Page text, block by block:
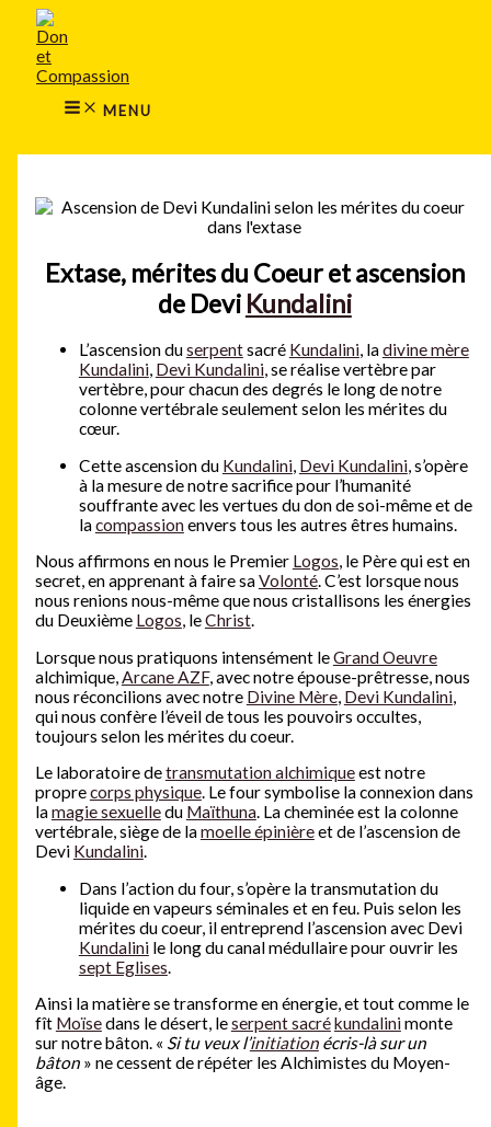
Aller
contenu
MENU
Extase, mérites du Coeur et ascension
de Devi Kundalini
L’ascension duserpentsacré Kundalini, ladivine mère
Kundalini, Devi Kundalini, se réalise vertèbre par
vertèbre, pour chacun des degrés le long de notre
colonne vertébrale seulement selon les mérites du
cœur.
Cette ascension du Kundalini, Devi Kundalini, s’opère
à la mesure de notre sacrifice pour l’humanité
souffrante avec les vertues du don de soi-même et de
lacompassionenvers tous les autres êtres humains.
Nous affirmons en nous le Premier Logos, le Père qui est en
secret, en apprenant à faire saVolonté. C’est lorsque nous
nous renions nous-même que nous cristallisons les énergies
du Deuxième Logos, leChrist.
Lorsque nous pratiquons intensément leGrand Oeuvre
alchimique,Arcane AZF, avec notre épouse-prêtresse, nous
nous réconcilions avec notre Divine Mère, Devi Kundalini,
qui nous confère l’éveil de tous les pouvoirs occultes,
toujours selon les mérites du coeur.
Le laboratoire detransmutation alchimiqueest notre
proprecorps physique. Le four symbolise la connexion dans
lamagie sexuelledu Maïthuna. La cheminée est la colonne
vertébrale, siège de lamoelle épinièreet de l’ascension de
Devi Kundalini.
Dans l’action du four, s’opère la transmutation du
liquide en vapeurs séminales et en feu. Puis selon les
mérites du coeur, il entreprend l’ascension avec Devi
Kundalinile long du canal médullaire pour ouvrir les
sept Eglises.
Ainsi la matière se transforme en énergie, et tout comme le
fît Moïsedans le désert, leserpent sacrékundalinimonte
sur notre bâton. « Si tu veux l’initiationécris-là sur un
bâton » ne cessent de répéter les Alchimistes du Moyen-
âge.